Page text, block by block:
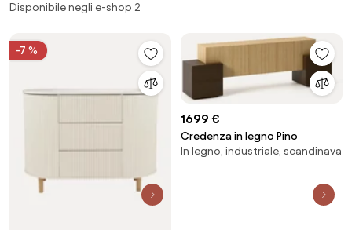
Disponibile negli e-shop 2
-7 %
1699 €
Credenza in legno Pino
In legno, industriale, scandinava